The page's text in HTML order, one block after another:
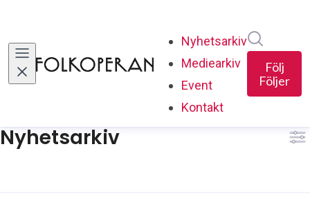
Nyhetsarkiv
Mediearkiv
Event
Kontakt
Följ
Följer
Nyhetsarkiv